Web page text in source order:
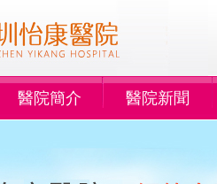
醫院簡介 醫院新聞